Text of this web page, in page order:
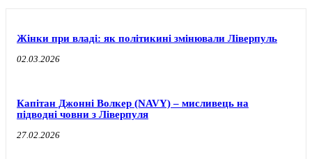
Жінки при владі: як політикині змінювали Ліверпуль
02.03.2026
Капітан Джонні Волкер (NAVY) – мисливець на
підводні човни з Ліверпуля
27.02.2026